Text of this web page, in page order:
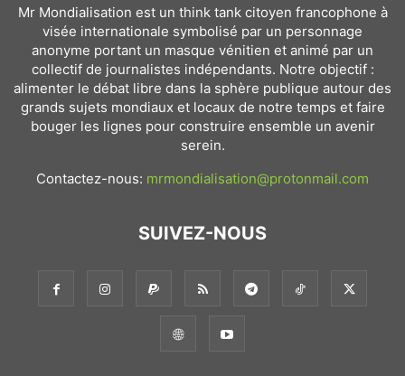
Mr Mondialisation est un think tank citoyen francophone à
visée internationale symbolisé par un personnage
anonyme portant un masque vénitien et animé par un
collectif de journalistes indépendants. Notre objectif :
alimenter le débat libre dans la sphère publique autour des
grands sujets mondiaux et locaux de notre temps et faire
bouger les lignes pour construire ensemble un avenir
serein.
Contactez-nous: mrmondialisation@protonmail.com
SUIVEZ-NOUS